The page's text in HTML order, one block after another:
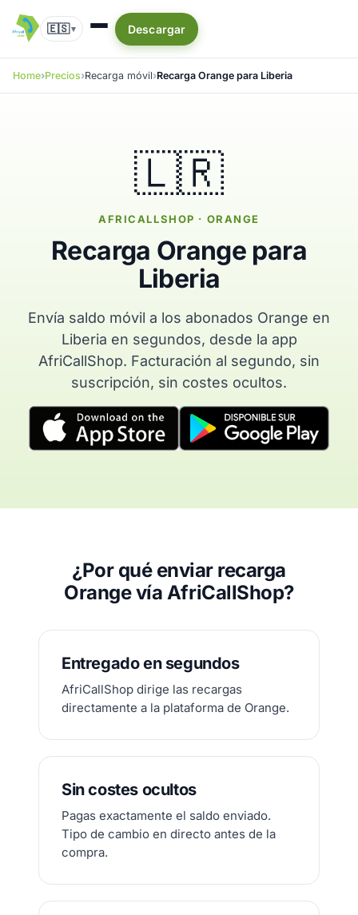
🇪🇸▾ Descargar
Home Precios Recarga móvil Recarga Orange para Liberia
🇱🇷
AFRICALLSHOP · ORANGE
Recarga Orange para
Liberia
Envía saldo móvil a los abonados Orange en
Liberia en segundos, desde la app
AfriCallShop. Facturación al segundo, sin
suscripción, sin costes ocultos.
¿Por qué enviar recarga
Orange vía AfriCallShop?
Entregado en segundos
AfriCallShop dirige las recargas
directamente a la plataforma de Orange.
Sin costes ocultos
Pagas exactamente el saldo enviado.
Tipo de cambio en directo antes de la
compra.